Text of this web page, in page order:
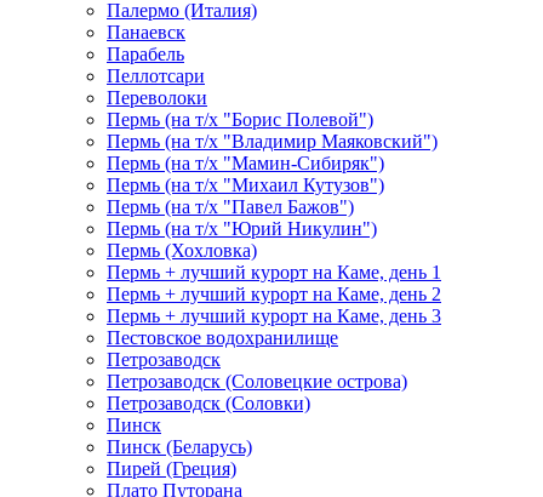
Палермо (Италия)
Панаевск
Парабель
Пеллотсари
Переволоки
Пермь (на т/х "Борис Полевой")
Пермь (на т/х "Владимир Маяковский")
Пермь (на т/х "Мамин-Сибиряк")
Пермь (на т/х "Михаил Кутузов")
Пермь (на т/х "Павел Бажов")
Пермь (на т/х "Юрий Никулин")
Пермь (Хохловка)
Пермь + лучший курорт на Каме, день 1
Пермь + лучший курорт на Каме, день 2
Пермь + лучший курорт на Каме, день 3
Пестовское водохранилище
Петрозаводск
Петрозаводск (Соловецкие острова)
Петрозаводск (Соловки)
Пинск
Пинск (Беларусь)
Пирей (Греция)
Плато Путорана